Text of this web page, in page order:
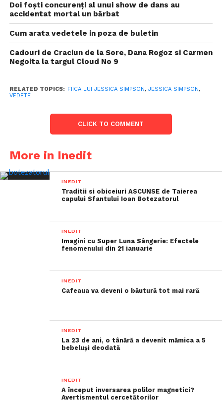
Doi foști concurenți al unui show de dans au
accidentat mortal un bărbat
Cum arata vedetele in poza de buletin
Cadouri de Craciun de la Sore, Dana Rogoz si Carmen
Negoita la targul Cloud No 9
RELATED TOPICS: FIICA LUI JESSICA SIMPSON, JESSICA SIMPSON,
VEDETE
CLICK TO COMMENT
More in Inedit
INEDIT
Traditii si obiceiuri ASCUNSE de Taierea
capului Sfantului Ioan Botezatorul
INEDIT
Imagini cu Super Luna Sângerie: Efectele
fenomenului din 21 ianuarie
INEDIT
Cafeaua va deveni o băutură tot mai rară
INEDIT
La 23 de ani, o tânără a devenit mămica a 5
bebeluși deodată
INEDIT
A început inversarea polilor magnetici?
Avertismentul cercetătorilor